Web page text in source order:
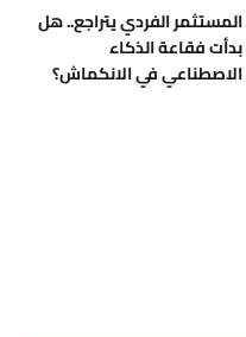
المستثمر الفردي يتراجع.. هل
بدأت فقاعة الذكاء
الاصطناعي في الانكماش؟